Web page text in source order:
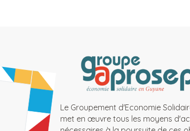
Le Groupement d'Economie
met en œuvre tous les moyens